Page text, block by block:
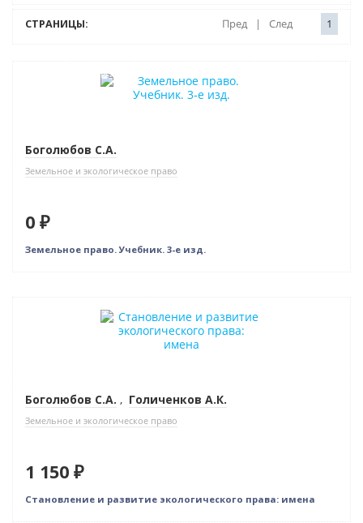
СТРАНИЦЫ: Пред | След 1
Нет в наличии
Боголюбов С.А.
Земельное и экологическое право
0 ₽
Земельное право. Учебник. 3-е изд.
Боголюбов С.А. , Голиченков А.К.
Земельное и экологическое право
1 150 ₽
Становление и развитие экологического права: имена